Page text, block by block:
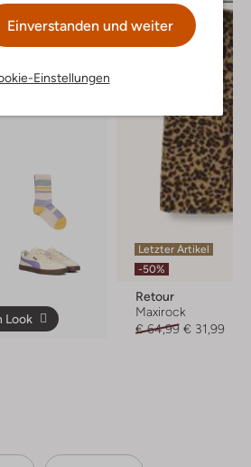
Einverstanden und weiter
Einstellungen
Look
Letzter Artikel
-50%
Retour
Maxirock
€ 64,99 € 31,99